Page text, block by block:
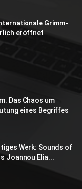
Grimm-
eröffnet
Das Chaos um
eines Begriffes
Werk: Sounds of
Joannou Elia...